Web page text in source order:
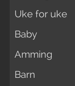
Uke for uke
Baby
Amming
Barn